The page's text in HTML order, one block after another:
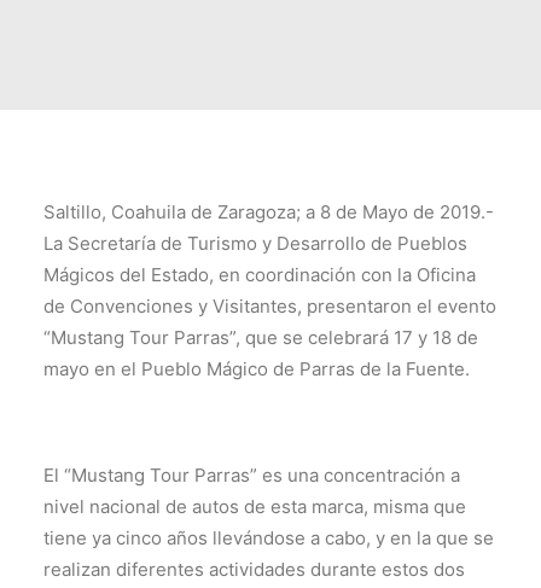
SEARCH
Saltillo, Coahuila de Zaragoza; a 8 de Mayo de 2019.-
La Secretaría de Turismo y Desarrollo de Pueblos
Mágicos del Estado, en coordinación con la Oficina
de Convenciones y Visitantes, presentaron el evento
“Mustang Tour Parras”, que se celebrará 17 y 18 de
mayo en el Pueblo Mágico de Parras de la Fuente.
El “Mustang Tour Parras” es una concentración a
nivel nacional de autos de esta marca, misma que
tiene ya cinco años llevándose a cabo, y en la que se
realizan diferentes actividades durante estos dos